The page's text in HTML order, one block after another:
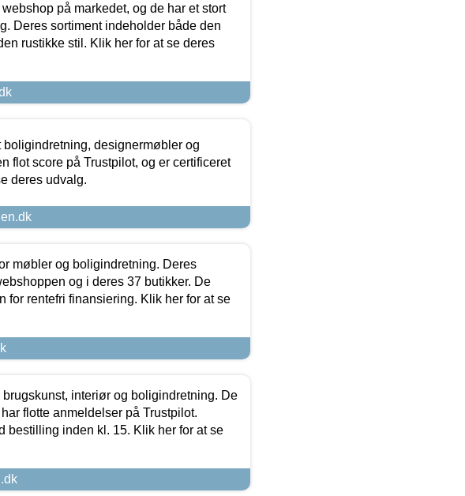
på markedet, og de har et stort
Deres sortiment indeholder både den
rustikke stil. Klik her for at se deres
designermøbler og
flot score på Trustpilot, og er certificeret
deres udvalg.
møbler og boligindretning. Deres
og i deres 37 butikker. De
for rentefri finansiering. Klik her for at se
interiør og boligindretning. De
flotte anmeldelser på Trustpilot.
bestilling inden kl. 15. Klik her for at se